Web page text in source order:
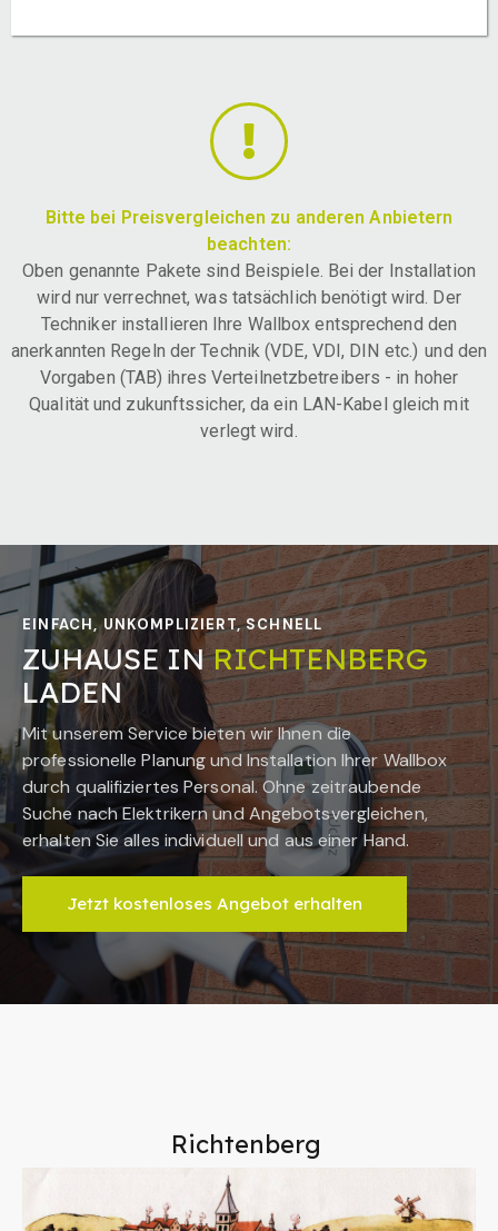
Bitte bei Preisvergleichen zu anderen Anbietern
beachten:
Oben genannte Pakete sind Beispiele. Bei der Installation
wird nur verrechnet, was tatsächlich benötigt wird. Der
Techniker installieren Ihre Wallbox entsprechend den
anerkannten Regeln der Technik (VDE, VDI, DIN etc.) und den
Vorgaben (TAB) ihres Verteilnetzbetreibers - in hoher
Qualität und zukunftssicher, da ein LAN-Kabel gleich mit
verlegt wird.
EINFACH, UNKOMPLIZIERT, SCHNELL
ZUHAUSE INRICHTENBERG
LADEN
Mit unserem Service bieten wir Ihnen die
professionelle Planung und Installation Ihrer Wallbox
durch qualifiziertes Personal. Ohne zeitraubende
Suche nach Elektrikern und Angebotsvergleichen,
erhalten Sie alles individuell und aus einer Hand.
Jetzt kostenloses Angebot erhalten
Richtenberg